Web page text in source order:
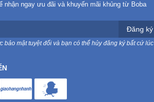
nhận ngay ưu đãi và khuyến mãi khủng từ Boba
Đăng ký
bảo mật tuyệt đối và bạn có thể hủy đăng ký bất cứ lúc